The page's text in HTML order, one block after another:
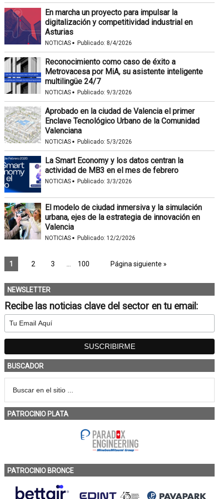
En marcha un proyecto para impulsar la
digitalización y competitividad industrial en
Asturias
NOTICIAS · Publicado: 8/4/2026
Reconocimiento como caso de éxito a
Metrovacesa por MiA, su asistente inteligente
multilingüe 24/7
NOTICIAS · Publicado: 9/3/2026
Aprobado en la ciudad de Valencia el primer
Enclave Tecnológico Urbano de la Comunidad
Valenciana
NOTICIAS · Publicado: 5/3/2026
La Smart Economy y los datos centran la
actividad de MB3 en el mes de febrero
NOTICIAS · Publicado: 3/3/2026
El modelo de ciudad inmersiva y la simulación
urbana, ejes de la estrategia de innovación en
Valencia
NOTICIAS · Publicado: 12/2/2026
1 2 3 100 Página siguiente »
NEWSLETTER
Recibe las noticias clave del sector en tu email:
BUSCADOR
PATROCINIO PLATA
PATROCINIO BRONCE